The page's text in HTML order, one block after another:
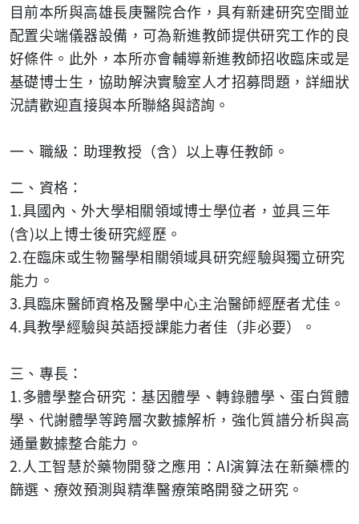
目前本所與高雄長庚醫院合作，具有新建研究空間並
配置尖端儀器設備，可為新進教師提供研究工作的良
好條件。此外，本所亦會輔導新進教師招收臨床或是
基礎博士生，協助解決實驗室人才招募問題，詳細狀
況請歡迎直接與本所聯絡與諮詢。
一、職級：助理教授（含）以上專任教師。
二、資格：
1.具國內、外大學相關領域博士學位者，並具三年
(含)以上博士後研究經歷。
2.在臨床或生物醫學相關領域具研究經驗與獨立研究
能力。
3.具臨床醫師資格及醫學中心主治醫師經歷者尤佳。
4.具教學經驗與英語授課能力者佳（非必要）。
三、專長：
1.多體學整合研究：基因體學、轉錄體學、蛋白質體
學、代謝體學等跨層次數據解析，強化質譜分析與高
通量數據整合能力。
2.人工智慧於藥物開發之應用：AI演算法在新藥標的
篩選、療效預測與精準醫療策略開發之研究。